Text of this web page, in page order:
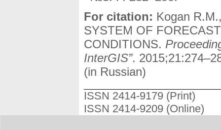
For citation: Kogan
SYSTEM OF
CONDITIONS.
InterGIS”.
(in Russian)
ISSN 2414-9179 (Print)
ISSN 2414-9209 (Online)